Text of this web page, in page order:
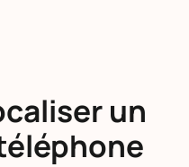
un